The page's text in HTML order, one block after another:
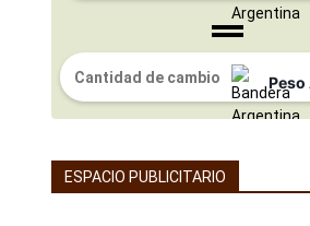
ESPACIO PUBLICITARIO